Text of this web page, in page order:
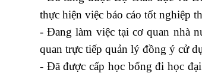
thực hiện việc báo cáo tốt nghiệp
- Đang làm việc tại cơ quan nhà
quan trực tiếp quản lý đồng ý cử
- Đã được cấp học bổng đi học